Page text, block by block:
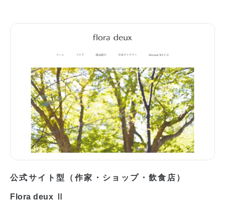
公式サイト型（作家・ショップ・飲食店）
Flora deux Ⅱ